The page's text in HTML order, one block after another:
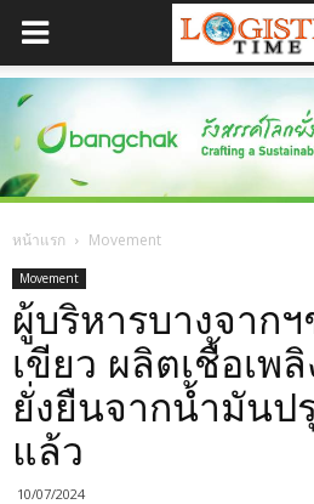
หน้าแรก Movement
Movement
ผู้บริหารบางจาก
เขียว ผลิตเชื้อเพ
ยั่งยืนจากน้ำมันป
แล้ว
10/07/2024